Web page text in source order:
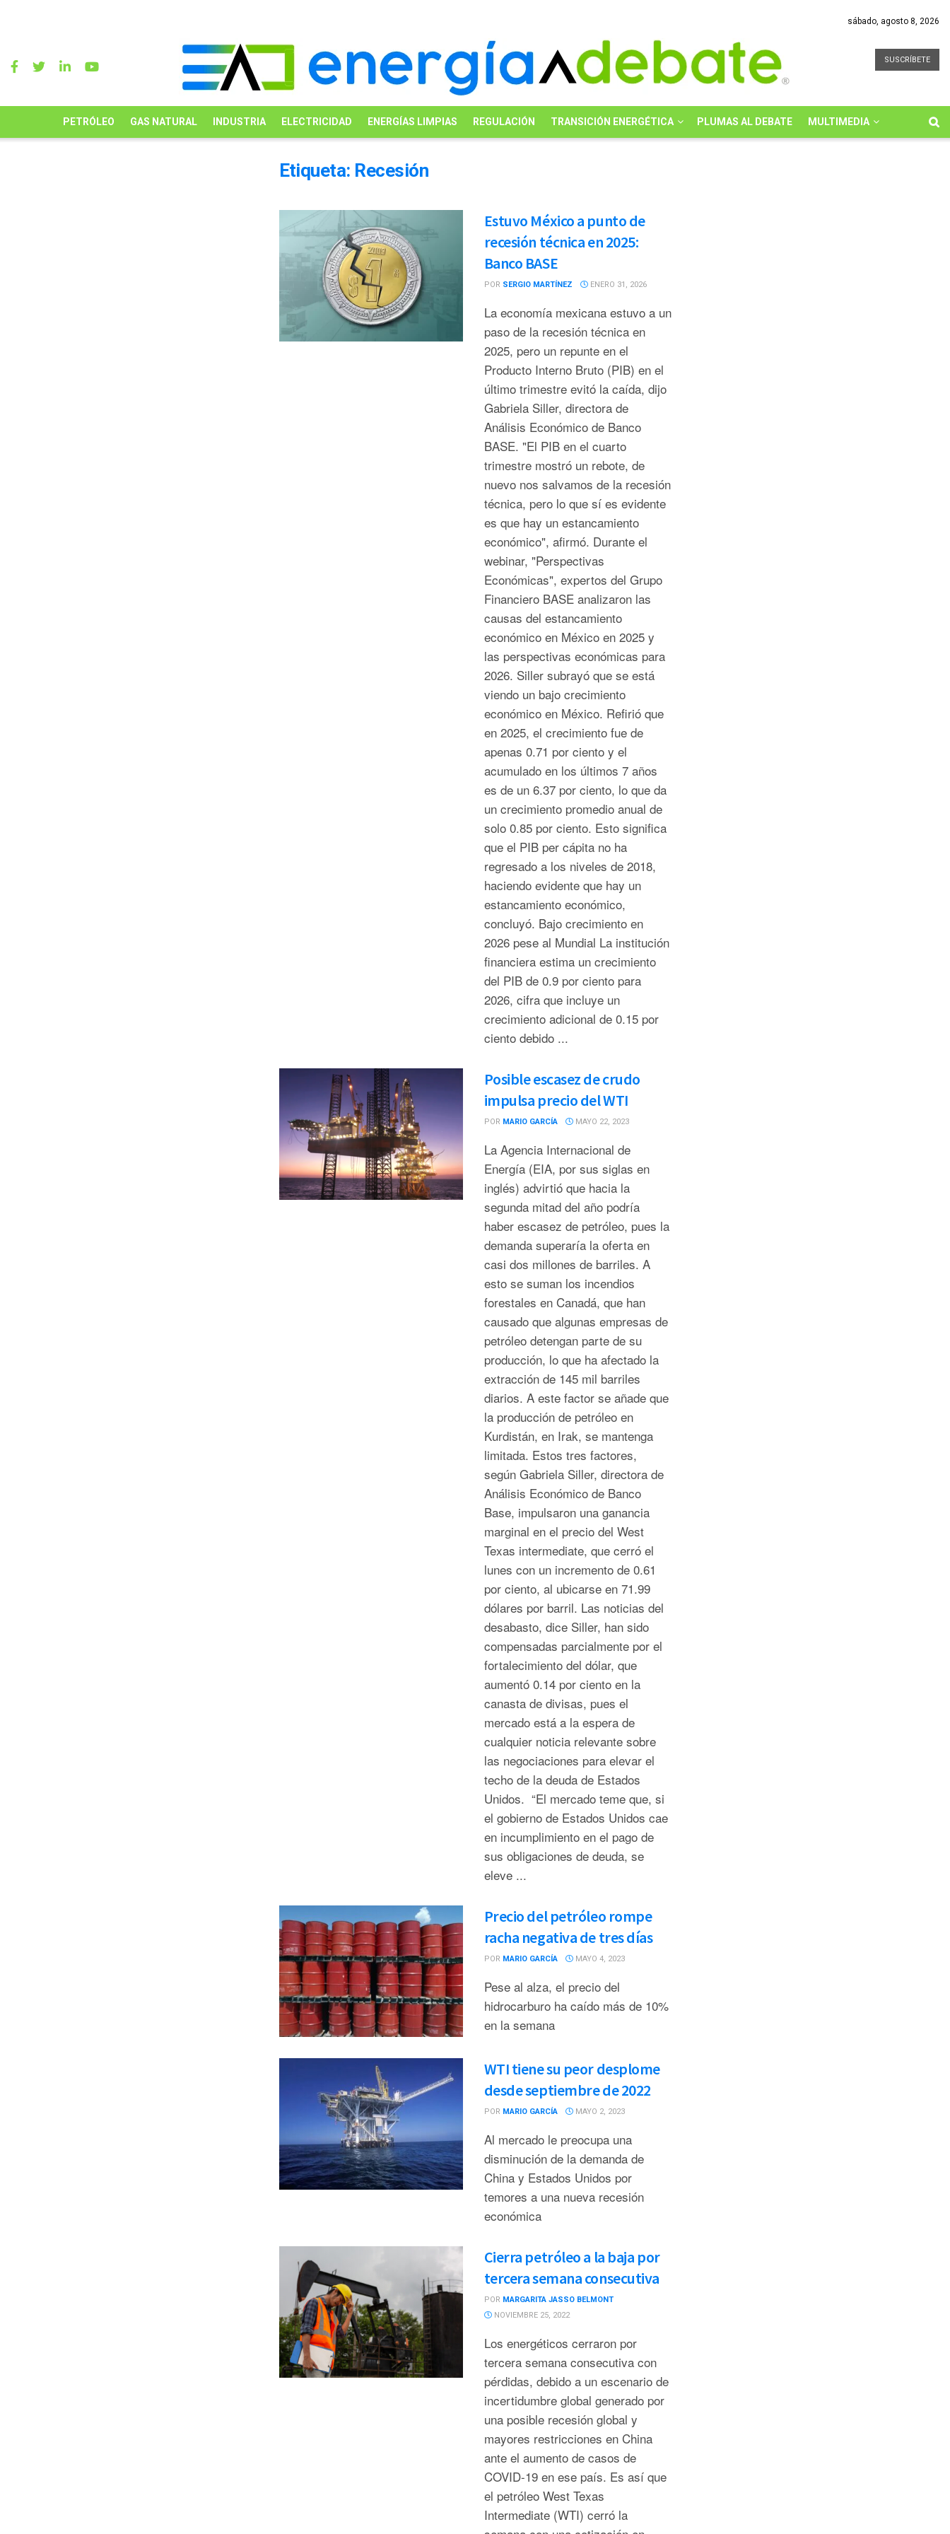
sábado, agosto 8, 2026
SUSCRÍBETE
PETRÓLEO GAS NATURAL INDUSTRIA ELECTRICIDAD ENERGÍAS LIMPIAS REGULACIÓN TRANSICIÓN ENERGÉTICA PLUMAS AL DEBATE MULTIMEDIA
Etiqueta: Recesión
Estuvo México a punto de
recesión técnica en 2025:
Banco BASE
POR SERGIO MARTÍNEZ ENERO 31, 2026
La economía mexicana estuvo a un
paso de la recesión técnica en
2025, pero un repunte en el
Producto Interno Bruto (PIB) en el
último trimestre evitó la caída, dijo
Gabriela Siller, directora de
Análisis Económico de Banco
BASE. "El PIB en el cuarto
trimestre mostró un rebote, de
nuevo nos salvamos de la recesión
técnica, pero lo que sí es evidente
es que hay un estancamiento
económico", afirmó. Durante el
webinar, "Perspectivas
Económicas", expertos del Grupo
Financiero BASE analizaron las
causas del estancamiento
económico en México en 2025 y
las perspectivas económicas para
2026. Siller subrayó que se está
viendo un bajo crecimiento
económico en México. Refirió que
en 2025, el crecimiento fue de
apenas 0.71 por ciento y el
acumulado en los últimos 7 años
es de un 6.37 por ciento, lo que da
un crecimiento promedio anual de
solo 0.85 por ciento. Esto significa
que el PIB per cápita no ha
regresado a los niveles de 2018,
haciendo evidente que hay un
estancamiento económico,
concluyó. Bajo crecimiento en
2026 pese al Mundial La institución
financiera estima un crecimiento
del PIB de 0.9 por ciento para
2026, cifra que incluye un
crecimiento adicional de 0.15 por
ciento debido ...
Posible escasez de crudo
impulsa precio del WTI
POR MARIO GARCÍA MAYO 22, 2023
La Agencia Internacional de
Energía (EIA, por sus siglas en
inglés) advirtió que hacia la
segunda mitad del año podría
haber escasez de petróleo, pues la
demanda superaría la oferta en
casi dos millones de barriles. A
esto se suman los incendios
forestales en Canadá, que han
causado que algunas empresas de
petróleo detengan parte de su
producción, lo que ha afectado la
extracción de 145 mil barriles
diarios. A este factor se añade que
la producción de petróleo en
Kurdistán, en Irak, se mantenga
limitada. Estos tres factores,
según Gabriela Siller, directora de
Análisis Económico de Banco
Base, impulsaron una ganancia
marginal en el precio del West
Texas intermediate, que cerró el
lunes con un incremento de 0.61
por ciento, al ubicarse en 71.99
dólares por barril. Las noticias del
desabasto, dice Siller, han sido
compensadas parcialmente por el
fortalecimiento del dólar, que
aumentó 0.14 por ciento en la
canasta de divisas, pues el
mercado está a la espera de
cualquier noticia relevante sobre
las negociaciones para elevar el
techo de la deuda de Estados
Unidos. “El mercado teme que, si
el gobierno de Estados Unidos cae
en incumplimiento en el pago de
sus obligaciones de deuda, se
eleve ...
Precio del petróleo rompe
racha negativa de tres días
POR MARIO GARCÍA MAYO 4, 2023
Pese al alza, el precio del
hidrocarburo ha caído más de 10%
en la semana
WTI tiene su peor desplome
desde septiembre de 2022
POR MARIO GARCÍA MAYO 2, 2023
Al mercado le preocupa una
disminución de la demanda de
China y Estados Unidos por
temores a una nueva recesión
económica
Cierra petróleo a la baja por
tercera semana consecutiva
POR MARGARITA JASSO BELMONT
NOVIEMBRE 25, 2022
Los energéticos cerraron por
tercera semana consecutiva con
pérdidas, debido a un escenario de
incertidumbre global generado por
una posible recesión global y
mayores restricciones en China
ante el aumento de casos de
COVID-19 en ese país. Es así que
el petróleo West Texas
Intermediate (WTI) cerró la